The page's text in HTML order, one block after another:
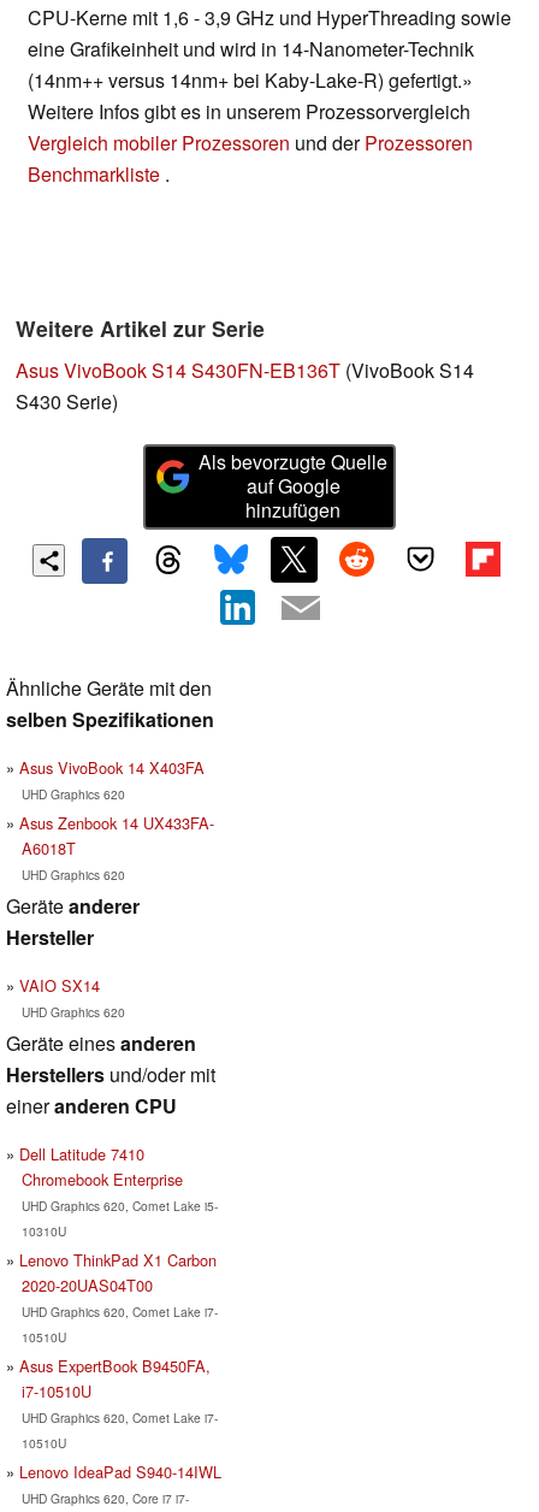
CPU-Kerne mit 1,6 - 3,9 GHz und HyperThreading sowie
eine Grafikeinheit und wird in 14-Nanometer-Technik
(14nm++ versus 14nm+ bei Kaby-Lake-R) gefertigt.»
Weitere Infos gibt es in unserem Prozessorvergleich
Vergleich mobiler Prozessoren und derProzessoren
Benchmarkliste .
Weitere Artikel zur Serie
Asus VivoBook S14 S430FN-EB136T (VivoBook S14
S430 Serie)
Als bevorzugte Quelle
auf Google
hinzufügen
Ähnliche Geräte mit den
selben Spezifikationen
Asus VivoBook 14 X403FA
UHD Graphics 620
Asus Zenbook 14 UX433FA-
A6018T
UHD Graphics 620
Geräteanderer
Hersteller
VAIO SX14
UHD Graphics 620
Geräte einesanderen
Herstellers und/oder mit
eineranderen CPU
Dell Latitude 7410
Chromebook Enterprise
UHD Graphics 620, Comet Lake i5-
10310U
Lenovo ThinkPad X1 Carbon
2020-20UAS04T00
UHD Graphics 620, Comet Lake i7-
10510U
Asus ExpertBook B9450FA,
i7-10510U
UHD Graphics 620, Comet Lake i7-
10510U
Lenovo IdeaPad S940-14IWL
UHD Graphics 620, Core i7 i7-